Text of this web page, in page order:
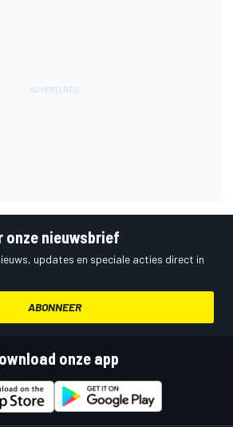
onze nieuwsbrief
updates en speciale acties direct in
ABONNEER
onze app